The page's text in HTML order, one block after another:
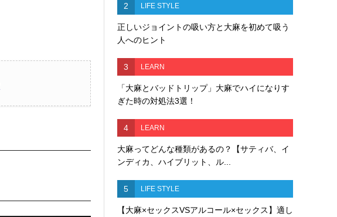
2 LIFE STYLE
正しいジョイントの吸い方と大麻を初めて吸う
人へのヒント
3 LEARN
「大麻とバッドトリップ」大麻でハイになりす
ぎた時の対処法3選！
4 LEARN
大麻ってどんな種類があるの？【サティバ、イ
ンディカ、ハイブリット、ル...
5 LIFE STYLE
【大麻×セックスVSアルコール×セックス】適し